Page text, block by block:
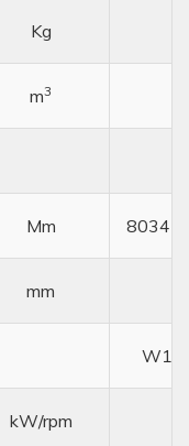
Kg
m3
Mm 8034 x
mm
kW/rpm